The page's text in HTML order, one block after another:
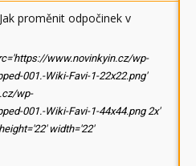
proměnit odpočinek v
www.novinkyin.cz/wp-
001.-Wiki-Favi-1-22x22.png'
wp-
001.-Wiki-Favi-1-44x44.png 2x'
width='22'